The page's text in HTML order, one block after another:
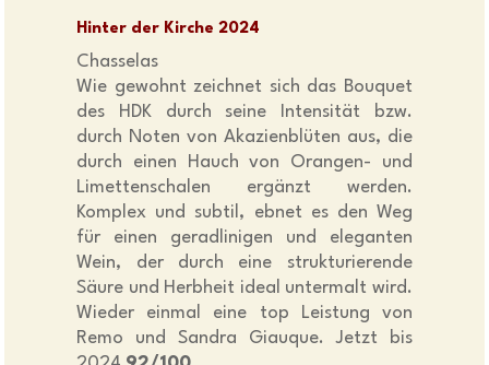
Hinter der Kirche 2024
Chasselas
Wie gewohnt zeichnet sich das Bouquet
des HDK durch seine Intensität bzw.
durch Noten von Akazienblüten aus, die
durch einen Hauch von Orangen- und
Limettenschalen ergänzt werden.
Komplex und subtil, ebnet es den Weg
für einen geradlinigen und eleganten
Wein, der durch eine strukturierende
Säure und Herbheit ideal untermalt wird.
Wieder einmal eine top Leistung von
Remo und Sandra Giauque. Jetzt bis